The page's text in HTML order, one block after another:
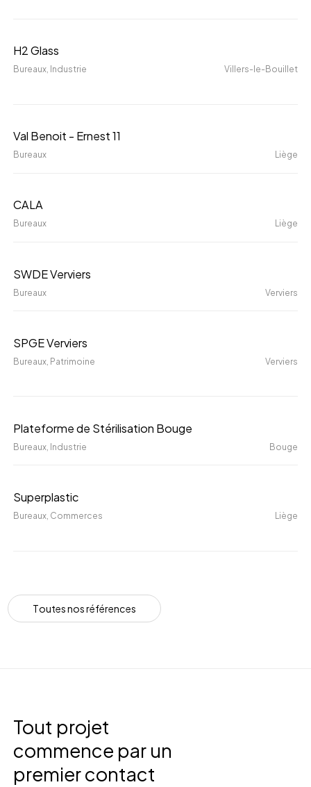
H2 Glass
Bureaux, Industrie Villers-le-Bouillet
11
Val Benoit - Ernest 11
Bureaux Liège
CALA
Bureaux Liège
SWDE Verviers
Bureaux Verviers
SPGE Verviers
Bureaux, Patrimoine Verviers
Plateforme de Stérilisation Bouge
Bureaux, Industrie Bouge
Superplastic
Bureaux, Commerces Liège
Toutesnosréférences
Tout projet
commence par un
premier contact